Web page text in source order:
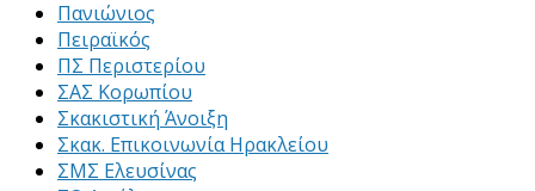
Πανιώνιος
Πειραϊκός
ΠΣ Περιστερίου
ΣΑΣ Κορωπίου
Σκακιστική Άνοιξη
Σκακ. Επικοινωνία Ηρακλείου
ΣΜΣ Ελευσίνας